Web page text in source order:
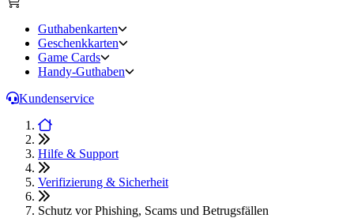
Guthabenkarten
Geschenkkarten
Game Cards
Handy-Guthaben
Kundenservice
Hilfe & Support
Verifizierung & Sicherheit
Schutz vor Phishing, Scams und Betrugsfällen